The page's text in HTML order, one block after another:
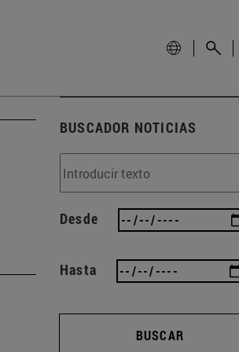
BUSCADOR NOTICIAS
Desde
Hasta
BUSCAR